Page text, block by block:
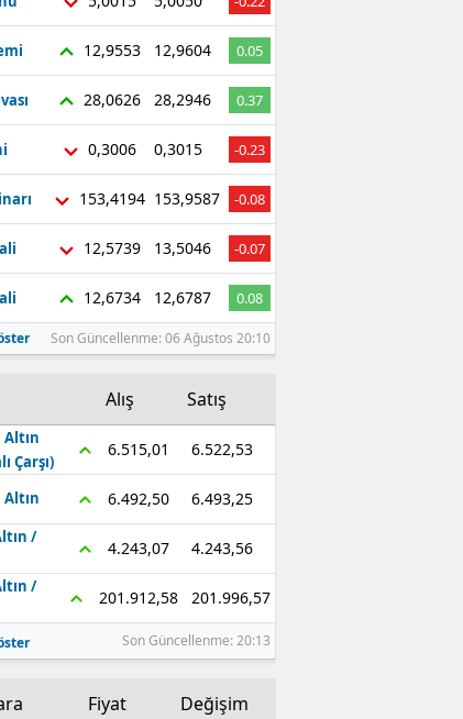
12,9553 12,9604 0.05
28,0626 28,2946 0.37
0,3006 0,3015 -0.23
153,4194 153,9587 -0.08
12,5739 13,5046 -0.07
12,6734 12,6787 0.08
Son Güncellenme: 06 Ağustos 20:10
Alış Satış
Altın
Çarşı)
6.515,01 6.522,53
Altın 6.492,50 6.493,25
/
4.243,07 4.243,56
/
201.912,58 201.996,57
Son Güncellenme: 20:13
Fiyat Değişim